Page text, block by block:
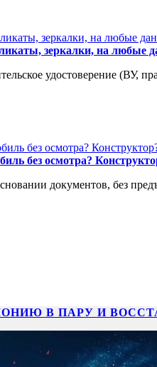
зеркалки, на любые
удостоверение (ВУ,
без осмотра?
документов, без
В ПАРУ И